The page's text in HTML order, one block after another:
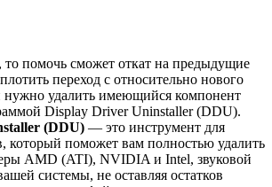
то помочь сможет откат на предыдущие
переход с относительно нового
нужно удалить имеющийся компонент
Display Driver Uninstaller (DDU).
(DDU) — это инструмент для
который поможет вам полностью удалить
AMD (ATI), NVIDIA и Intel, звуковой
системы, не оставляя остатков